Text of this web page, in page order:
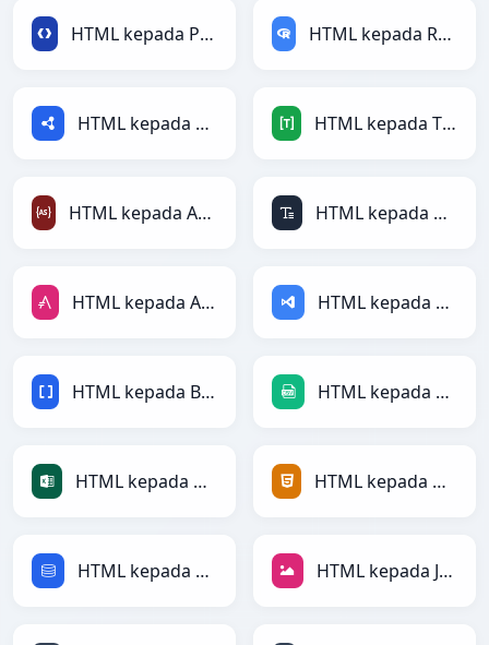
HTML kepada Protobuf HTML kepada RDataFrame
HTML kepada RDF HTML kepada TOML
HTML kepada ActionScript HTML kepada ASCII
HTML kepada AsciiDoc HTML kepada ASP
HTML kepada BBCode HTML kepada CSV
HTML kepada Excel HTML kepada HTML
HTML kepada SQL HTML kepada JPEG